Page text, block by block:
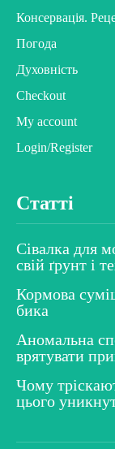
Консервація.
Погода
Духовність
Checkout
My account
Login/Register
Статті
Сівалка для
свій ґрунт і
Кормова
бика
Аномальна
врятувати
Чому
цього